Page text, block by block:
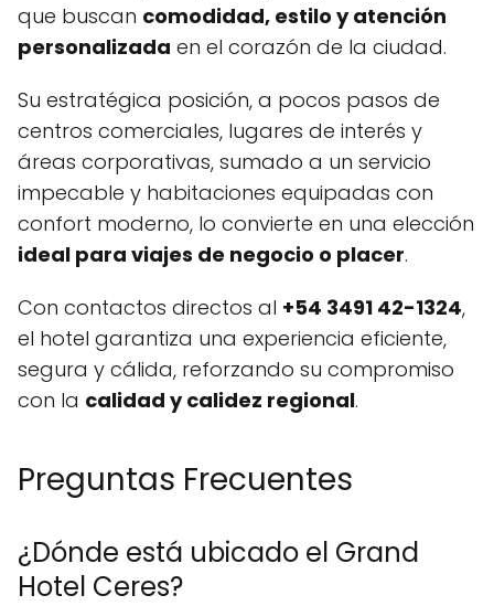
que buscan comodidad, estilo y atención
personalizada en el corazón de la ciudad.
Su estratégica posición, a pocos pasos de
centros comerciales, lugares de interés y
áreas corporativas, sumado a un servicio
impecable y habitaciones equipadas con
confort moderno, lo convierte en una elección
ideal para viajes de negocio o placer.
Con contactos directos al +54 3491 42-1324,
el hotel garantiza una experiencia eficiente,
segura y cálida, reforzando su compromiso
con la calidad y calidez regional.
Preguntas Frecuentes
¿Dónde está ubicado el Grand
Hotel Ceres?